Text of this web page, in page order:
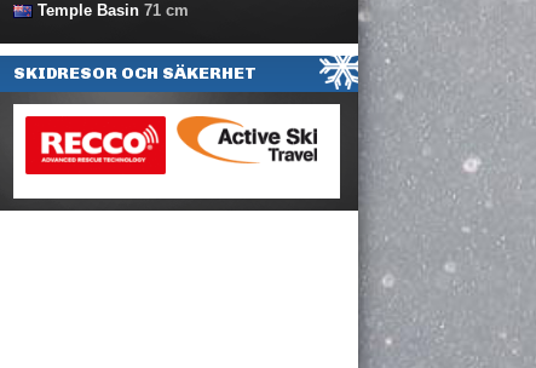
Temple Basin 71 cm
SKIDRESOR OCH SÄKERHET